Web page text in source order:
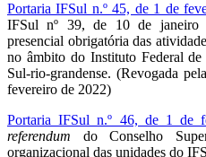
Portaria IFSul n.º 45, de 1 de
IFSul nº 39, de 10 de janeiro
presencial obrigatória das
no âmbito do Instituto Federal
Sul-rio-grandense. (Revogada
fevereiro de 2022)
Portaria IFSul n.º 46, de 1 de
referendum do Conselho
organizacional das unidades do